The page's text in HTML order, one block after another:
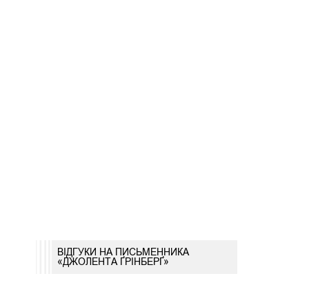
ВІДГУКИ НА ПИСЬМЕННИКА
«ДЖОЛЕНТА ҐРІНБЕРҐ»